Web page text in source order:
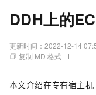
DDH上的
更新时间： 2022-12-14
复制 MD 格式
本文介绍在专有宿主机